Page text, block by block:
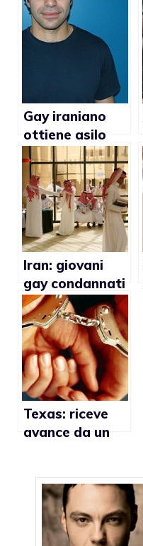
Gay iraniano
ottiene asilo
politico in Italia
Iran: giovani
gay condannati
alla lapidazione
per essersi
filmati mentre
facevano sesso
Texas: riceve
avance da un